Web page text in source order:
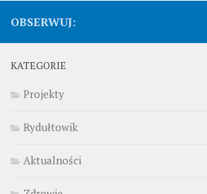
OBSERWUJ:
KATEGORIE
Projekty
Rydułtowik
Aktualności